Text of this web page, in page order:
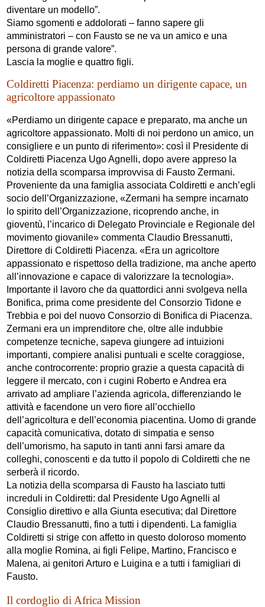
diventare un modello”.
Siamo sgomenti e addolorati – fanno sapere gli
amministratori – con Fausto se ne va un amico e una
persona di grande valore”.
Lascia la moglie e quattro figli.
Coldiretti Piacenza: perdiamo un dirigente capace, un
agricoltore appassionato
«Perdiamo un dirigente capace e preparato, ma anche un
agricoltore appassionato. Molti di noi perdono un amico, un
consigliere e un punto di riferimento»: così il Presidente di
Coldiretti Piacenza Ugo Agnelli, dopo avere appreso la
notizia della scomparsa improvvisa di Fausto Zermani.
Proveniente da una famiglia associata Coldiretti e anch’egli
socio dell’Organizzazione, «Zermani ha sempre incarnato
lo spirito dell’Organizzazione, ricoprendo anche, in
gioventù, l’incarico di Delegato Provinciale e Regionale del
movimento giovanile» commenta Claudio Bressanutti,
Direttore di Coldiretti Piacenza. «Era un agricoltore
appassionato e rispettoso della tradizione, ma anche aperto
all’innovazione e capace di valorizzare la tecnologia».
Importante il lavoro che da quattordici anni svolgeva nella
Bonifica, prima come presidente del Consorzio Tidone e
Trebbia e poi del nuovo Consorzio di Bonifica di Piacenza.
Zermani era un imprenditore che, oltre alle indubbie
competenze tecniche, sapeva giungere ad intuizioni
importanti, compiere analisi puntuali e scelte coraggiose,
anche controcorrente: proprio grazie a questa capacità di
leggere il mercato, con i cugini Roberto e Andrea era
arrivato ad ampliare l’azienda agricola, differenziando le
attività e facendone un vero fiore all’occhiello
dell’agricoltura e dell’economia piacentina. Uomo di grande
capacità comunicativa, dotato di simpatia e senso
dell’umorismo, ha saputo in tanti anni farsi amare da
colleghi, conoscenti e da tutto il popolo di Coldiretti che ne
serberà il ricordo.
La notizia della scomparsa di Fausto ha lasciato tutti
increduli in Coldiretti: dal Presidente Ugo Agnelli al
Consiglio direttivo e alla Giunta esecutiva; dal Direttore
Claudio Bressanutti, fino a tutti i dipendenti. La famiglia
Coldiretti si strige con affetto in questo doloroso momento
alla moglie Romina, ai figli Felipe, Martino, Francisco e
Malena, ai genitori Arturo e Luigina e a tutti i famigliari di
Fausto.​
Il cordoglio di Africa Mission